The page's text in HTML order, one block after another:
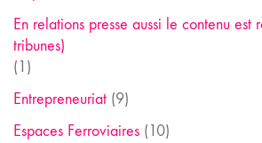
En relations presse aussi le contenu
tribunes)
(1)
Entrepreneuriat (9)
Espaces Ferroviaires (10)